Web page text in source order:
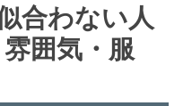
合わない人
囲気・服